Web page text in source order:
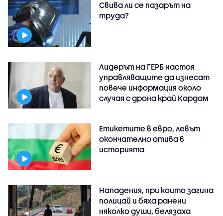
Свива ли се пазарът на
труда?
Лидерът на ГЕРБ настоя
управляващите да изнесат
повече информация около
случая с дрона край Кардам
Етикетите в евро, левът
окончателно отива в
историята
Нападения, при които загина
полицай и бяха ранени
няколко души, белязаха